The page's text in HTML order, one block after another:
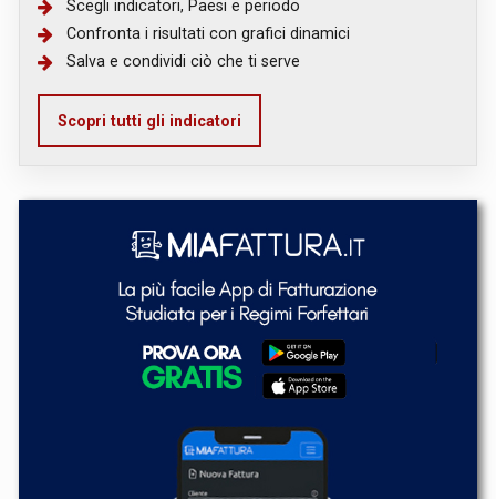
Scegli indicatori, Paesi e periodo
Confronta i risultati con grafici dinamici
Salva e condividi ciò che ti serve
Scopri tutti gli indicatori